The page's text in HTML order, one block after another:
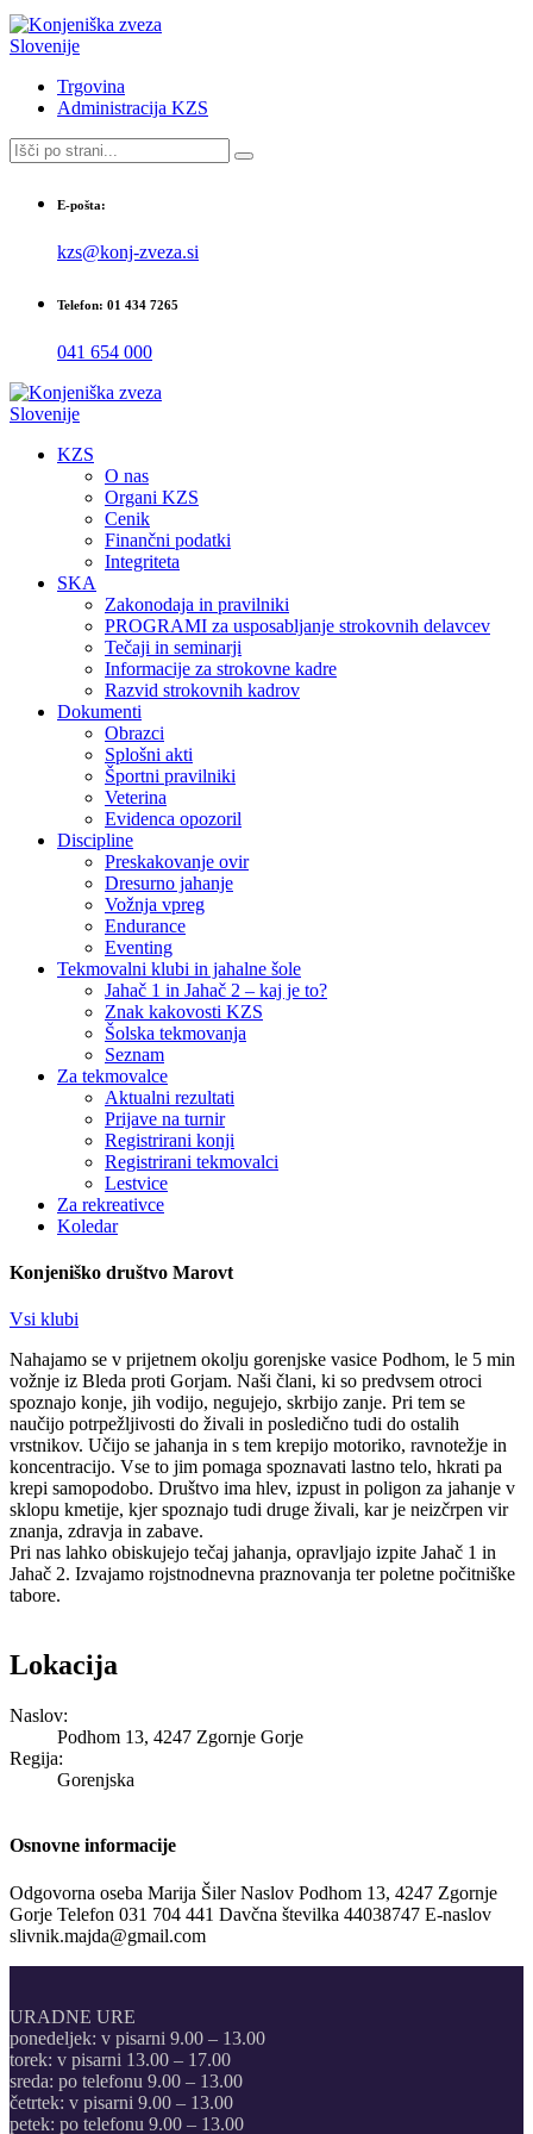
Trgovina
Administracija KZS
E-pošta:
kzs@konj-zveza.si
Telefon: 01 434 7265
041 654 000
KZS
O nas
Organi KZS
Cenik
Finančni podatki
Integriteta
SKA
Zakonodaja in pravilniki
PROGRAMI za usposabljanje strokovnih delavcev
Tečaji in seminarji
Informacije za strokovne kadre
Razvid strokovnih kadrov
Dokumenti
Obrazci
Splošni akti
Športni pravilniki
Veterina
Evidenca opozoril
Discipline
Preskakovanje ovir
Dresurno jahanje
Vožnja vpreg
Endurance
Eventing
Tekmovalni klubi in jahalne šole
Jahač 1 in Jahač 2 – kaj je to?
Znak kakovosti KZS
Šolska tekmovanja
Seznam
Za tekmovalce
Aktualni rezultati
Prijave na turnir
Registrirani konji
Registrirani tekmovalci
Lestvice
Za rekreativce
Koledar
Konjeniško društvo Marovt
Vsi klubi
Nahajamo se v prijetnem okolju gorenjske vasice Podhom, le 5 min
vožnje iz Bleda proti Gorjam. Naši člani, ki so predvsem otroci
spoznajo konje, jih vodijo, negujejo, skrbijo zanje. Pri tem se
naučijo potrpežljivosti do živali in posledično tudi do ostalih
vrstnikov. Učijo se jahanja in s tem krepijo motoriko, ravnotežje in
koncentracijo. Vse to jim pomaga spoznavati lastno telo, hkrati pa
krepi samopodobo. Društvo ima hlev, izpust in poligon za jahanje v
sklopu kmetije, kjer spoznajo tudi druge živali, kar je neizčrpen vir
znanja, zdravja in zabave.
Pri nas lahko obiskujejo tečaj jahanja, opravljajo izpite Jahač 1 in
Jahač 2. Izvajamo rojstnodnevna praznovanja ter poletne počitniške
tabore.
Lokacija
Naslov:
Podhom 13, 4247 Zgornje Gorje
Regija:
Gorenjska
Osnovne informacije
Odgovorna oseba Marija ŠilerNaslov Podhom 13, 4247 Zgornje
Gorje Telefon 031 704 441 Davčna številka 44038747 E-naslov
slivnik.majda@gmail.com
URADNE URE
ponedeljek: v pisarni 9.00 – 13.00
torek: v pisarni 13.00 – 17.00
sreda: po telefonu 9.00 – 13.00
četrtek: v pisarni 9.00 – 13.00
petek: po telefonu 9.00 – 13.00